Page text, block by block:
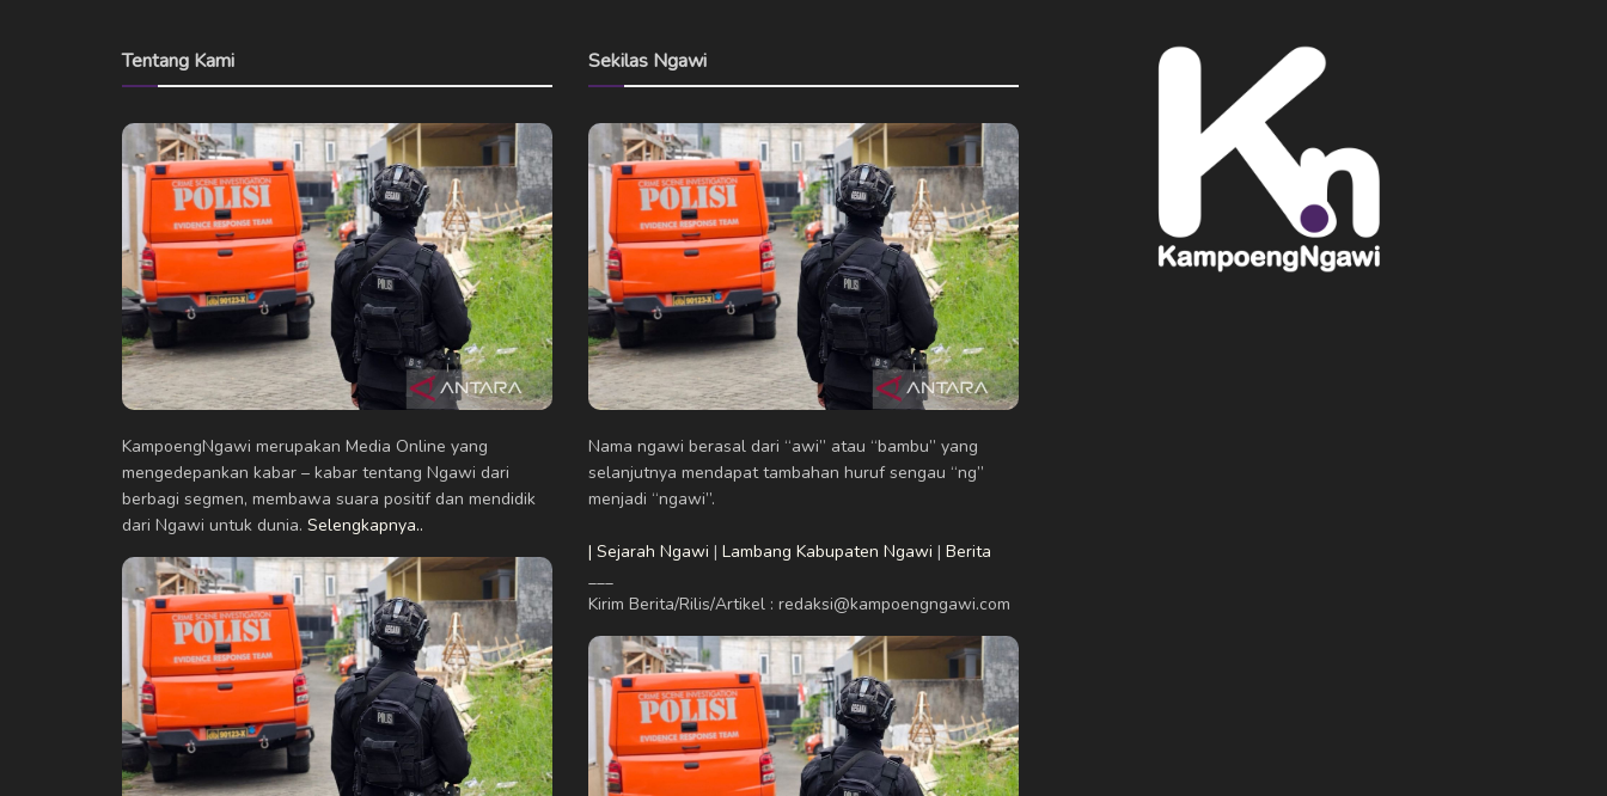
Tentang Kami
KampoengNgawi merupakan Media Online yang
mengedepankan kabar – kabar tentang Ngawi dari
berbagi segmen, membawa suara positif dan mendidik
dari Ngawi untuk dunia. Selengkapnya..
Sekilas Ngawi
Nama ngawi berasal dari “awi” atau “bambu” yang
selanjutnya mendapat tambahan huruf sengau “ng”
menjadi “ngawi”.
| Sejarah Ngawi | Lambang Kabupaten Ngawi | Berita
___
Kirim Berita/Rilis/Artikel : redaksi@kampoengngawi.com